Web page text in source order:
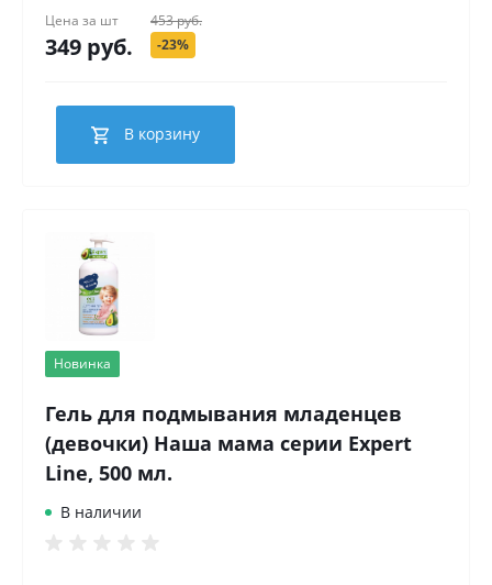
Цена за шт
349 руб.
453 руб.
-23%
В корзину
Новинка
Гель для подмывания младенцев
(девочки) Наша мама серии Expert
Line, 500 мл.
В наличии